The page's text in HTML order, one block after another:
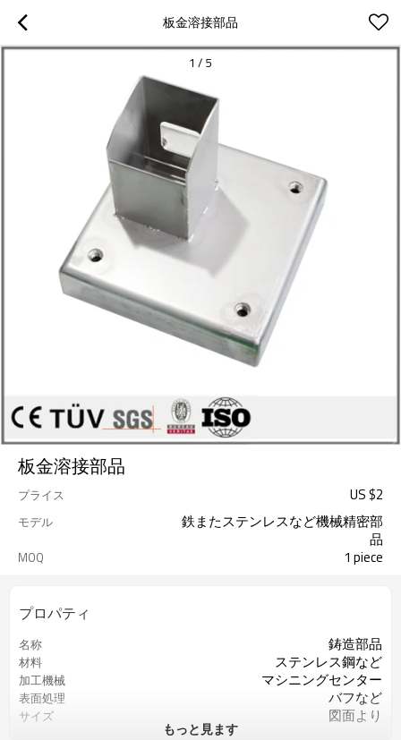
板金溶接部品
1 / 5
板金溶接部品
プライス US $2
モデル
鉄またステンレスなど機械精密部
品
MOQ 1 piece
プロパティ
名称 鋳造部品
材料 ステンレス鋼など
加工機械 マシニングセンター
表面処理 バフなど
サイズ 図面より
もっと見ます